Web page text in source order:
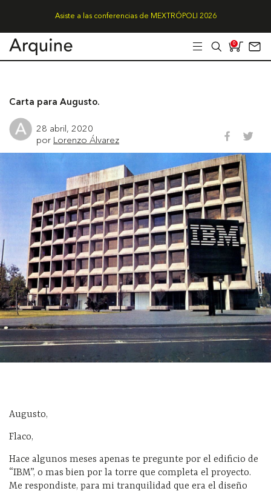
Asiste a las conferencias de MEXTRÓPOLI 2026
0
Carta para Augusto.
28 abril, 2020
por Lorenzo Álvarez
Augusto,
Flaco,
Hace algunos meses apenas te pregunte por el edificio de
“IBM”, o mas bien por la torre que completa el proyecto.
Me respondiste, para mi tranquilidad que era el diseño